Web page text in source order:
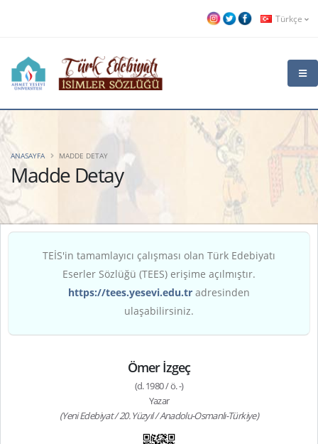
Türkçe
Madde Detay
ANASAYFA MADDE DETAY
TEİS'in tamamlayıcı çalışması olan Türk Edebiyatı
Eserler Sözlüğü (TEES) erişime açılmıştır.
https://tees.yesevi.edu.tr adresinden
ulaşabilirsiniz.
Ömer İzgeç
(d. 1980 / ö. -)
Yazar
(Yeni Edebiyat / 20. Yüzyıl / Anadolu-Osmanlı-Türkiye)